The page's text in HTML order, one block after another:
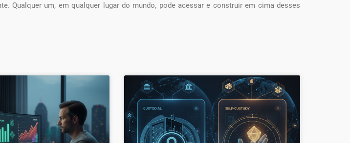
Qualquer um, em qualquer lugar do mundo, pode acessar e construir em cima desses